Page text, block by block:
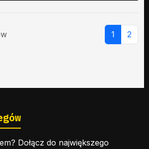
1 2
Dołącz do największego